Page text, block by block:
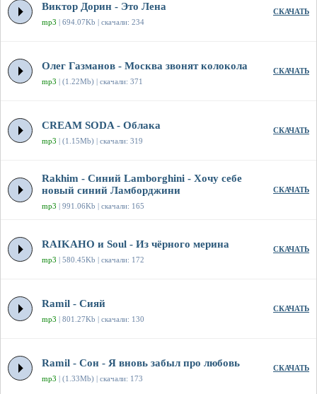
Виктор Дорин - Это Лена
mp3 | 694.07Kb | скачали: 234
СКАЧАТЬ
Олег Газманов - Москва звонят колокола
mp3 | (1.22Mb) | скачали: 371
СКАЧАТЬ
CREAM SODA - Облака
mp3 | (1.15Mb) | скачали: 319
СКАЧАТЬ
Rakhim - Синий Lamborghini - Хочу себе
новый синий Ламборджини
mp3 | 991.06Kb | скачали: 165
СКАЧАТЬ
RAIKAHO и Soul - Из чёрного мерина
mp3 | 580.45Kb | скачали: 172
СКАЧАТЬ
Ramil - Сияй
mp3 | 801.27Kb | скачали: 130
СКАЧАТЬ
Ramil - Сон - Я вновь забыл про любовь
mp3 | (1.33Mb) | скачали: 173
СКАЧАТЬ